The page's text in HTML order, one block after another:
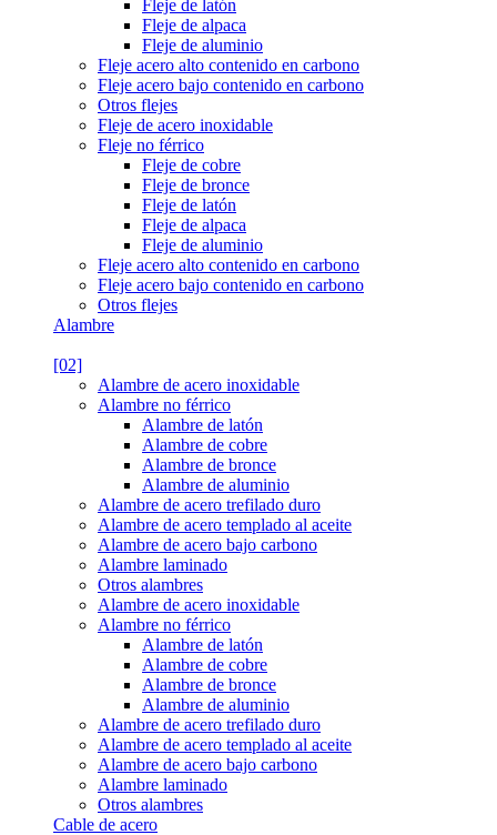
Fleje de latón
Fleje de alpaca
Fleje de aluminio
Fleje acero alto contenido en carbono
Fleje acero bajo contenido en carbono
Otros flejes
Fleje de acero inoxidable
Fleje no férrico
Fleje de cobre
Fleje de bronce
Fleje de latón
Fleje de alpaca
Fleje de aluminio
Fleje acero alto contenido en carbono
Fleje acero bajo contenido en carbono
Otros flejes
Alambre
[02]
Alambre de acero inoxidable
Alambre no férrico
Alambre de latón
Alambre de cobre
Alambre de bronce
Alambre de aluminio
Alambre de acero trefilado duro
Alambre de acero templado al aceite
Alambre de acero bajo carbono
Alambre laminado
Otros alambres
Alambre de acero inoxidable
Alambre no férrico
Alambre de latón
Alambre de cobre
Alambre de bronce
Alambre de aluminio
Alambre de acero trefilado duro
Alambre de acero templado al aceite
Alambre de acero bajo carbono
Alambre laminado
Otros alambres
Cable de acero